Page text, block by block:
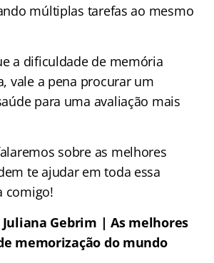
múltiplas tarefas ao mesmo
a dificuldade de memória
vale a pena procurar um
para uma avaliação mais
sobre as melhores
te ajudar em toda essa
comigo!
Juliana Gebrim | As melhores
memorização do mundo